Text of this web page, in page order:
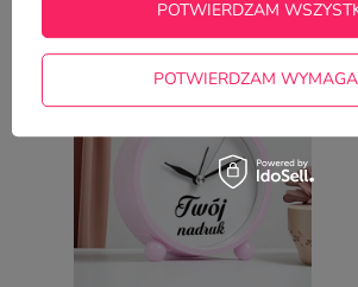
TYM TOWAREM
POTWIERDZAM
POTWIERDZAM